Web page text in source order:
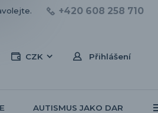
CZK Přihlášení
+420 608 258 710
AUTISMUS JAKO DAR